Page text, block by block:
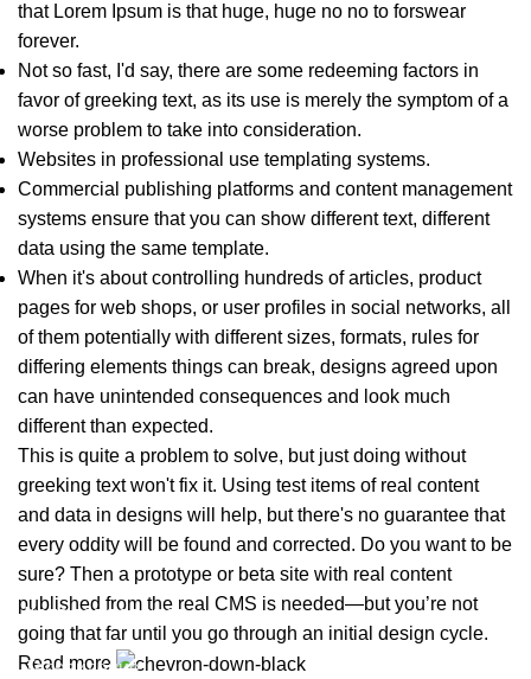
that Lorem Ipsum is that huge, huge no no to forswear
forever.
Not so fast, I'd say, there are some redeeming factors in
favor of greeking text, as its use is merely the symptom of a
worse problem to take into consideration.
Websites in professional use templating systems.
Commercial publishing platforms and content management
systems ensure that you can show different text, different
data using the same template.
When it's about controlling hundreds of articles, product
pages for web shops, or user profiles in social networks, all
of them potentially with different sizes, formats, rules for
differing elements things can break, designs agreed upon
can have unintended consequences and look much
different than expected.
This is quite a problem to solve, but just doing without
greeking text won't fix it. Using test items of real content
and data in designs will help, but there's no guarantee that
every oddity will be found and corrected. Do you want to be
sure? Then a prototype or beta site with real content
published from the real CMS is needed—but you’re not
going that far until you go through an initial design cycle.
Read more
Каталог товаров
Телевидение